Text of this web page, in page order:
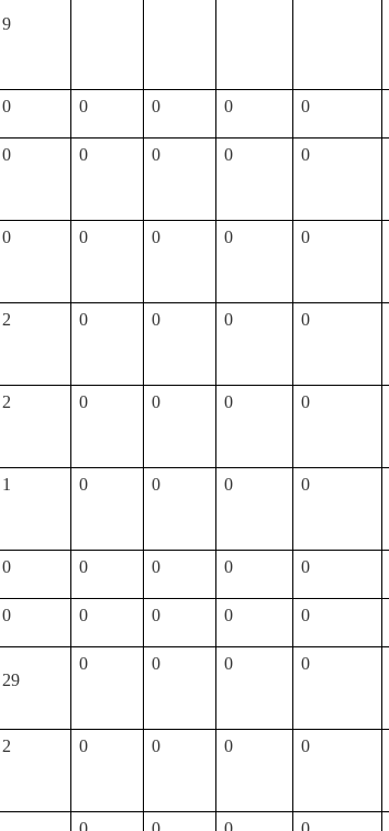
9
0 0 0 0 0
0 0 0 0 0
0 0 0 0 0
2 0 0 0 0
2 0 0 0 0
1 0 0 0 0
0 0 0 0 0
0 0 0 0 0
29
0 0 0 0
2 0 0 0 0